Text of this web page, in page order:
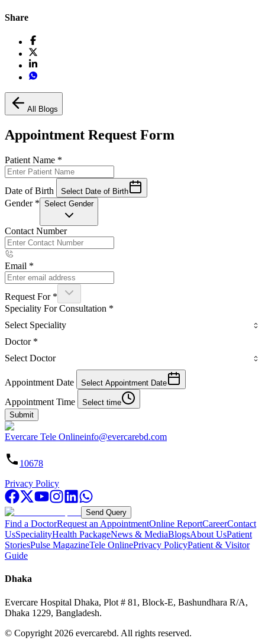
Share
All Blogs
Appointment Request Form
Patient Name *
Date of Birth Select Date of Birth
Gender * Select Gender
Contact Number
Email *
Request For *
Speciality For Consultation *
Select Speciality
Doctor *
Select Doctor
Appointment Date Select Appointment Date
Appointment Time
Select time
Submit
Evercare Tele Onlineinfo@evercarebd.com
10678
Privacy Policy
Send Query
Find a DoctorRequest an AppointmentOnline ReportCareerContact
UsSpecialityHealth PackageNews & MediaBlogsAbout UsPatient
StoriesPulse MagazineTele OnlinePrivacy PolicyPatient & Visitor
Guide
Dhaka
Evercare Hospital Dhaka, Plot # 81, Block-E, Bashundhara R/A,
Dhaka 1229, Bangladesh.
© Copyright 2026 evercarebd. All rights reserved.